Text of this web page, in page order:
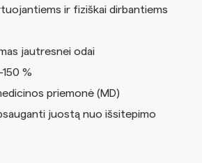
ir fiziškai dirbantiems
jautresnei odai
%
priemonė (MD)
juostą nuo išsitepimo